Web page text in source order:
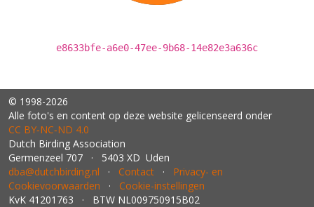
e8633bfe-a6e0-47ee-9b68-14e82e3a636c
© 1998-2026
Alle foto's en content op deze website gelicenseerd onder
CC BY‑NC‑ND 4.0
Dutch Birding Association
Germenzeel 707 · 5403 XD Uden
dba@dutchbirding.nl · Contact · Privacy- en
Cookievoorwaarden · Cookie-instellingen
KvK 41201763 · BTW NL009750915B02